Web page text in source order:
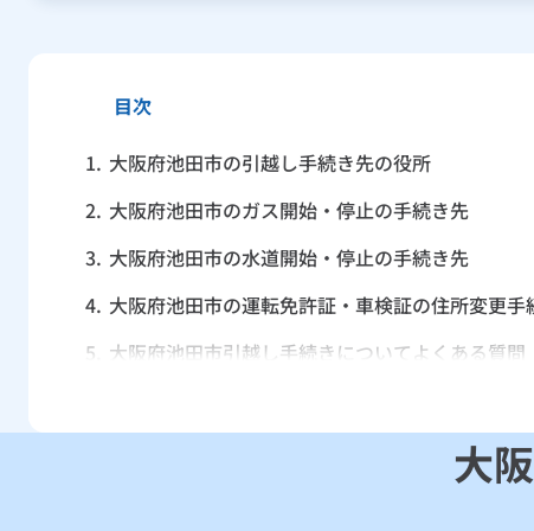
目次
1. 大阪府池田市の引越し手続き先の役所
2. 大阪府池田市のガス開始・停止の手続き先
3. 大阪府池田市の水道開始・停止の手続き先
4. 大阪府池田市の運転免許証・車検証の住所変更手
5. 大阪府池田市引越し手続きについてよくある質問
大